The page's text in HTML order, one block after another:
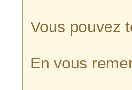
Vous pouvez
En vous